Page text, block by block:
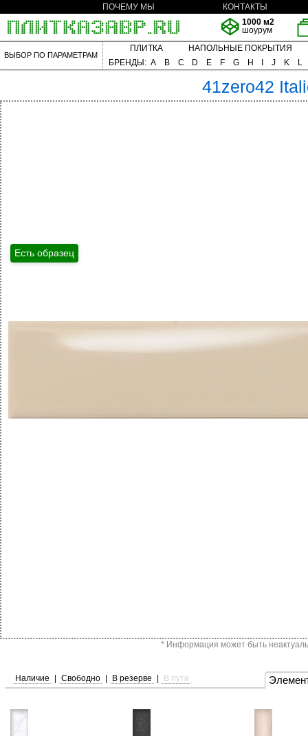
ПОЧЕМУ МЫ
КОНТАКТЫ
1000 м2
шоурум
ВЫБОР ПО ПАРАМЕТРАМ
ПЛИТКА
НАПОЛЬНЫЕ ПОКРЫТИЯ
БРЕНДЫ: A B C D E F G H J K L
41zero42
Есть образец
* Информация может быть
Наличие Свободно В резерве В пути